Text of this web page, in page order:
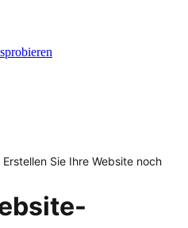
Sie Ihre Website noch